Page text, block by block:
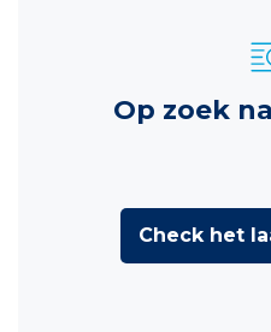
Op zoek
Check het